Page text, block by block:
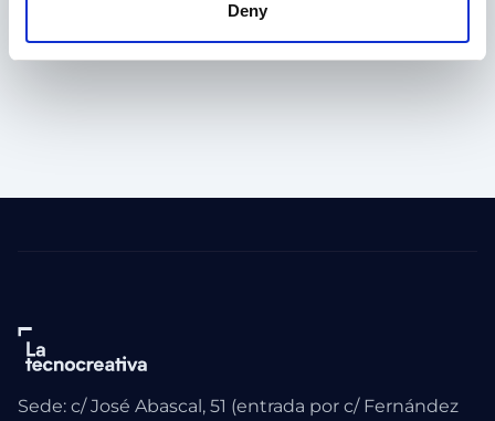
Deny
Compartir en Facebook
Compartir en Twitter
Compartir en Linkedin
Sede: c/ José Abascal, 51 (entrada por c/ Fernández